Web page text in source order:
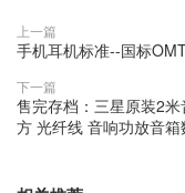
上一篇
手机耳机标准--国标
下一篇
售完存档：三星原装2
方 光纤线 音响功放音